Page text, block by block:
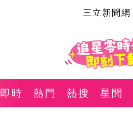
三立新聞網
即時 熱門 熱搜 星聞